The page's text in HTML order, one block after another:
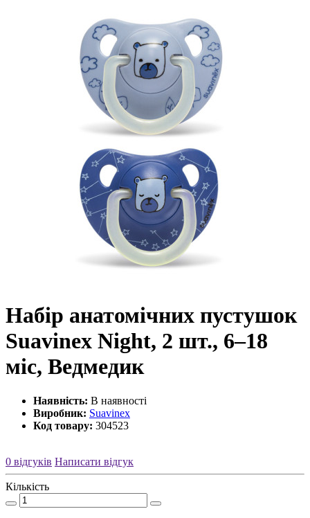
Набір анатомічних пустушок
Suavinex Night, 2 шт., 6–18
міс, Ведмедик
Наявність: В наявності
Виробник: Suavinex
Код товару: 304523
0 відгуків Написати відгук
Кількість